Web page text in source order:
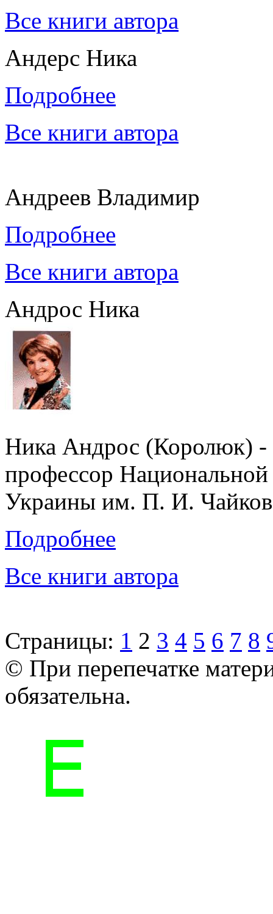
Все книги автора
Андерс Ника
Подробнее
Все книги автора
Андреев Владимир
Подробнее
Все книги автора
Андрос Ника
Ника Андрос (Королюк) -
профессор
Украины им. П. И.
Подробнее
Все книги автора
Страницы: 1 2 3 4 5 6 7 8
© При перепечатке
обязательна.